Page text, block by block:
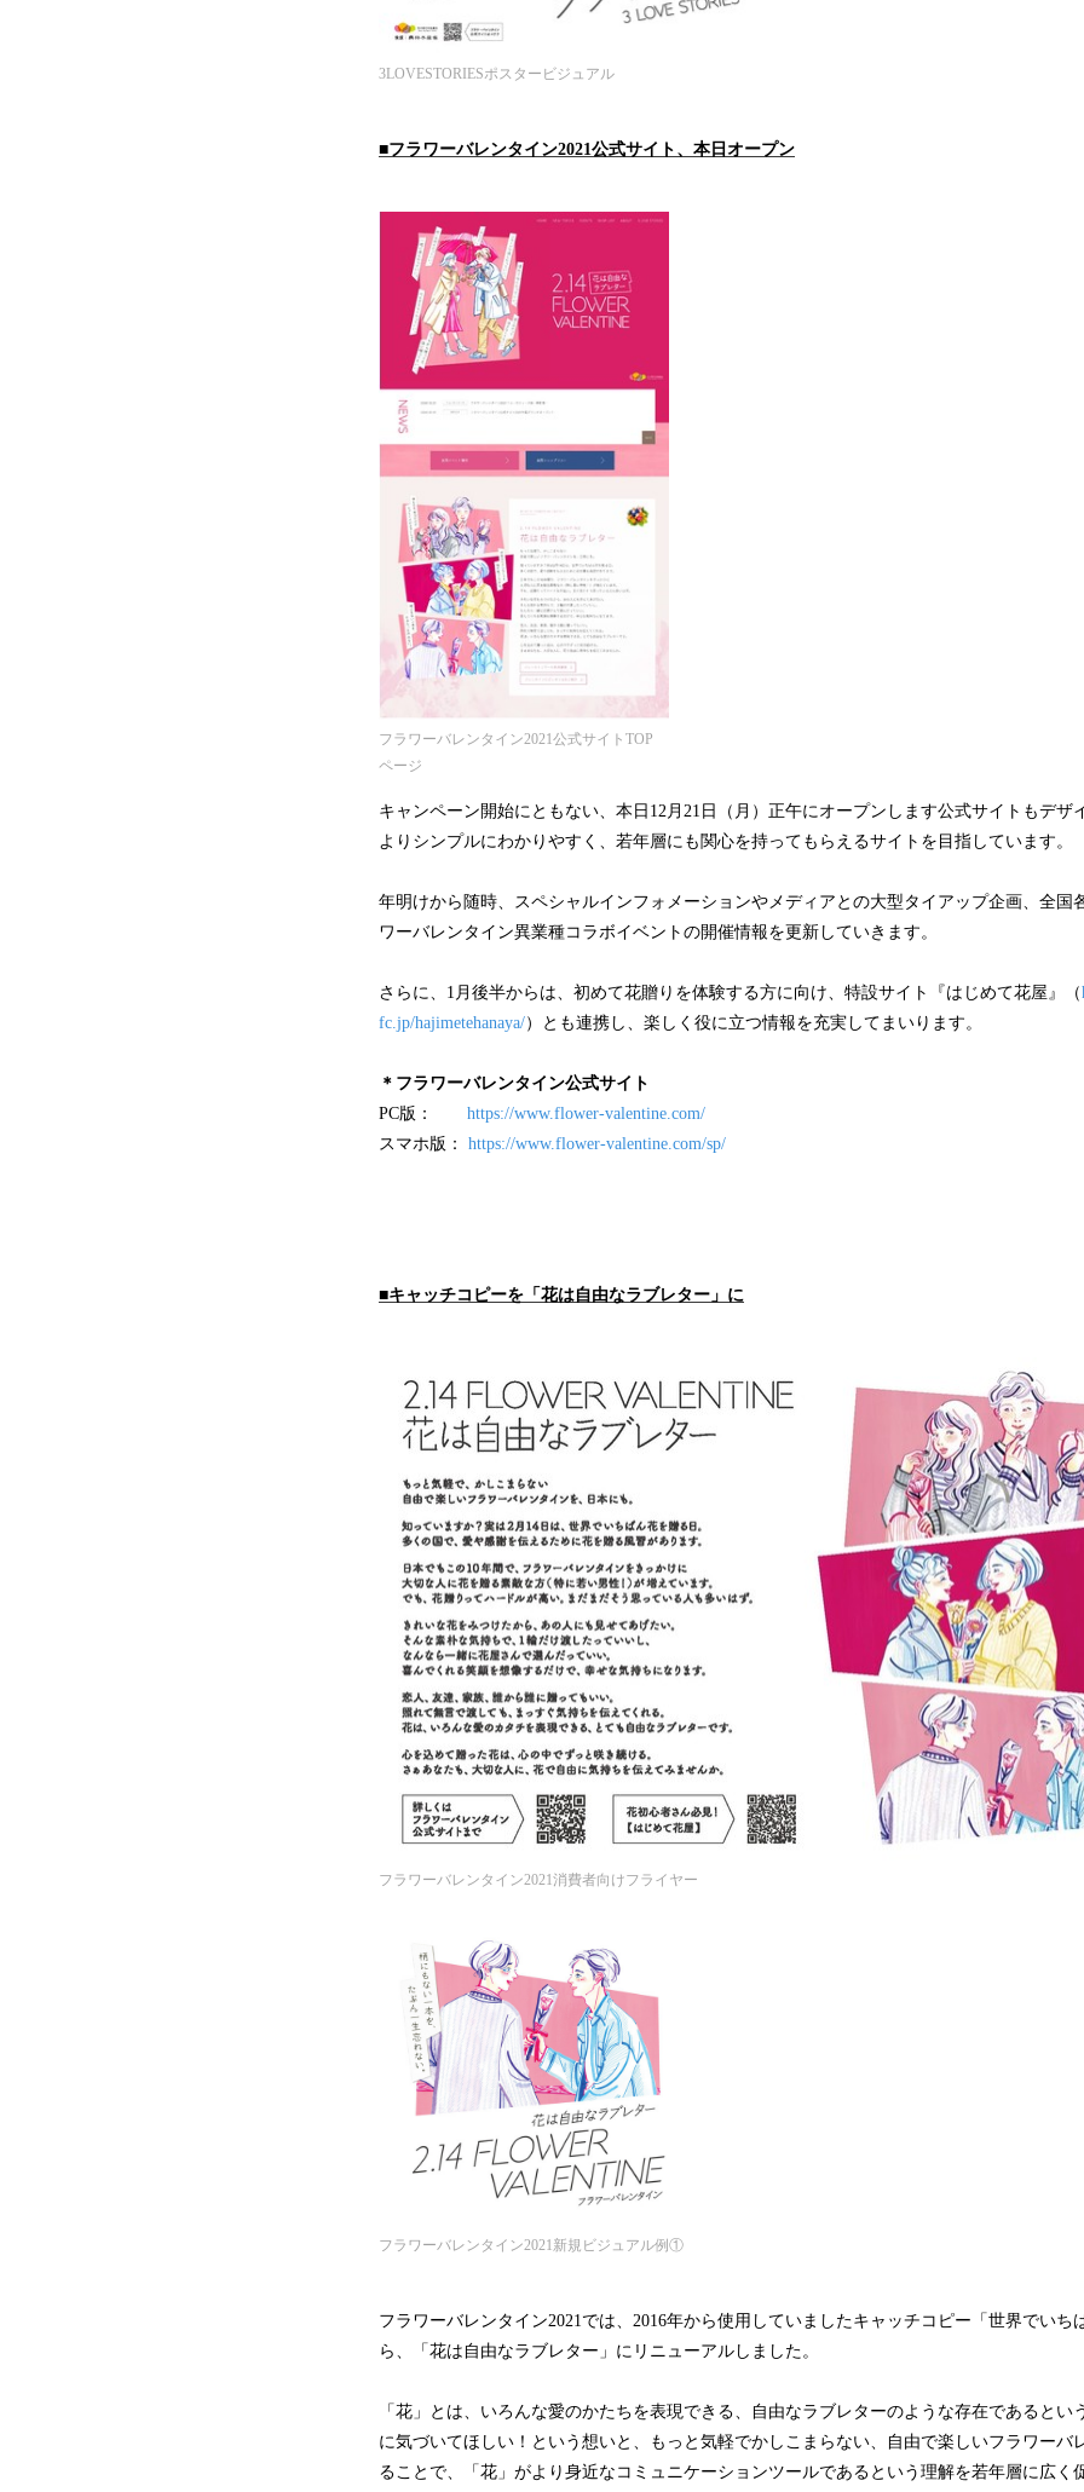
3LOVESTORIESポスタービジュアル
■フラワーバレンタイン2021公式サイト、本日オープン
フラワーバレンタイン2021公式サイトTOP
ページ
キャンペーン開始にともない、本日12月21日（月）正午にオープンします公式サイトもデザ
よりシンプルにわかりやすく、若年層にも関心を持ってもらえるサイトを目指しています。
年明けから随時、スペシャルインフォメーションやメディアとの大型タイアップ企画、全国
ワーバレンタイン異業種コラボイベントの開催情報を更新していきます。
さらに、1月後半からは、初めて花贈りを体験する方に向け、特設サイト『はじめて花屋』（
fc.jp/hajimetehanaya/）とも連携し、楽しく役に立つ情報を充実してまいります。
＊フラワーバレンタイン公式サイト
PC版： https://www.flower-valentine.com/
スマホ版： https://www.flower-valentine.com/sp/
■キャッチコピーを「花は自由なラブレター」に
フラワーバレンタイン2021消費者向けフライヤー
フラワーバレンタイン2021新規ビジュアル例①
フラワーバレンタイン2021では、2016年から使用していましたキャッチコピー「世界でいち
ら、「花は自由なラブレター」にリニューアルしました。
「花」とは、いろんな愛のかたちを表現できる、自由なラブレターのような存在であるとい
に気づいてほしい！という想いと、もっと気軽でかしこまらない、自由で楽しいフラワーバ
ることで、「花」がより身近なコミュニケーションツールであるという理解を若年層に広く